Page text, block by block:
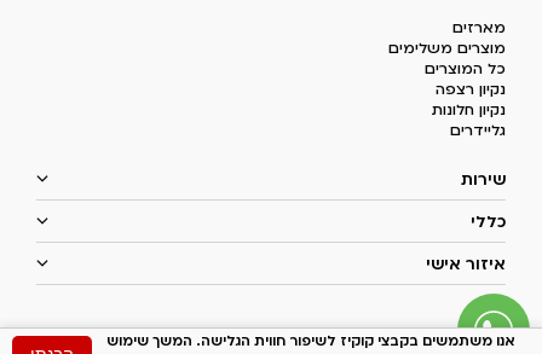
מארזים
מוצרים משלימים
כל המוצרים
נקיון רצפה
נקיון חלונות
גליידרים
שירות
כללי
איזור אישי
אנו משתמשים בקבצי קוקיז לשיפור חווית הגלישה. המשך שימוש